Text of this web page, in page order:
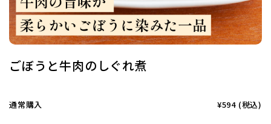
ごぼうと牛肉のしぐれ煮
通常購入 ¥594 (税込)